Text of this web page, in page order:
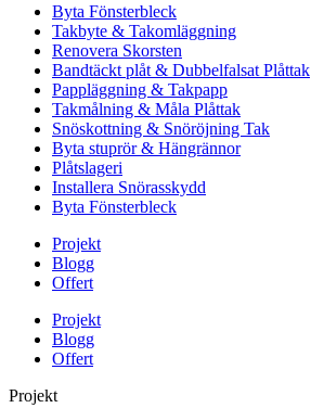
Byta Fönsterbleck
Takbyte & Takomläggning
Renovera Skorsten
Bandtäckt plåt & Dubbelfalsat Plåttak
Pappläggning & Takpapp
Takmålning & Måla Plåttak
Snöskottning & Snöröjning Tak
Byta stuprör & Hängrännor
Plåtslageri
Installera Snörasskydd
Byta Fönsterbleck
Projekt
Blogg
Offert
Projekt
Blogg
Offert
Projekt